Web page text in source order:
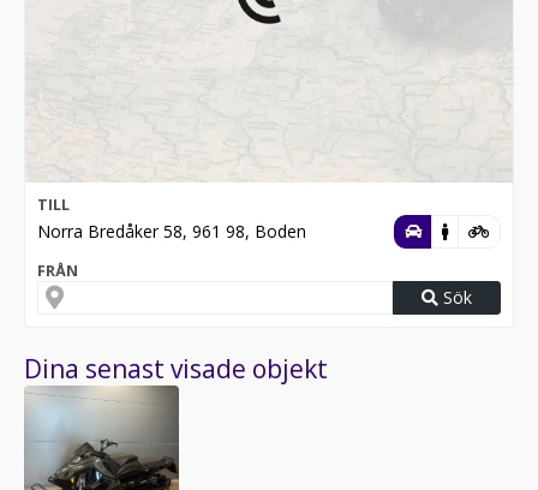
TILL
Norra Bredåker 58, 961 98, Boden
FRÅN
Sök
Dina senast visade objekt